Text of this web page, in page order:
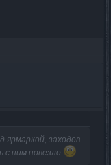
ярмаркой, заходов
с ним повезло.